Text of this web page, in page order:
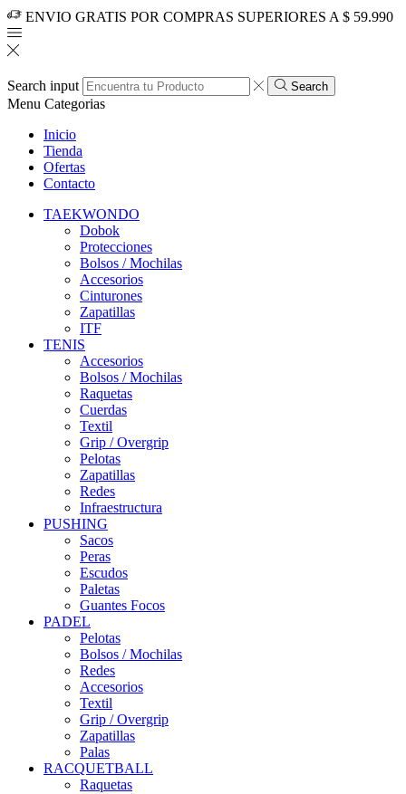
ENVIO GRATIS POR COMPRAS SUPERIORES A $ 59.990
Search input Search
Menu Categorias
Inicio
Tienda
Ofertas
Contacto
TAEKWONDO
Dobok
Protecciones
Bolsos / Mochilas
Accesorios
Cinturones
Zapatillas
ITF
TENIS
Accesorios
Bolsos / Mochilas
Raquetas
Cuerdas
Textil
Grip / Overgrip
Pelotas
Zapatillas
Redes
Infraestructura
PUSHING
Sacos
Peras
Escudos
Paletas
Guantes Focos
PADEL
Pelotas
Bolsos / Mochilas
Redes
Accesorios
Textil
Grip / Overgrip
Zapatillas
Palas
RACQUETBALL
Raquetas